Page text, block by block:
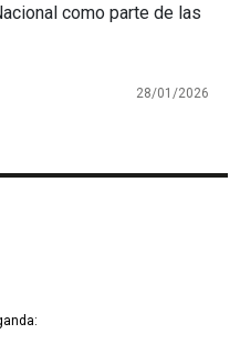
como parte de las
28/01/2026